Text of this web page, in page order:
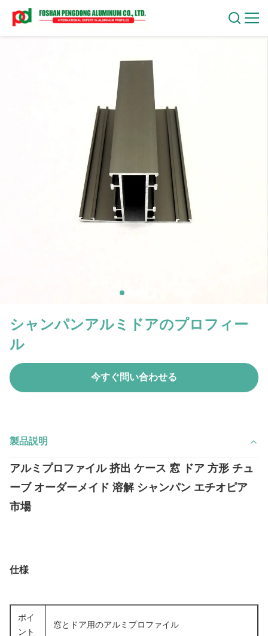
シャンパンアルミドアのプロフィー
ル
今すぐ問い合わせる
製品説明
アルミプロファイル 挤出 ケース 窓 ドア 方形 チュ
ーブ オーダーメイド 溶解 シャンパン エチオピア
市場
仕様
ポイ
ント
窓とドア用のアルミプロファイル